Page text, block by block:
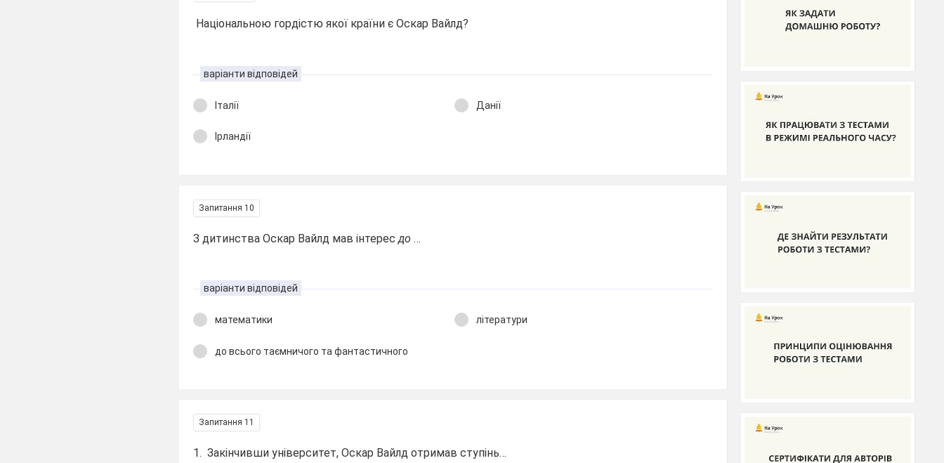
Національною гордістю якої країни є Оскар Вайлд?
варіанти відповідей
Італії Данії
Ірландії
Запитання 10
З дитинства Оскар Вайлд мав інтересдо …
варіанти відповідей
математики літератури
до всього таємничого та фантастичного
Запитання 11
1. Закінчивши університет, Оскар Вайлд отримав ступінь…